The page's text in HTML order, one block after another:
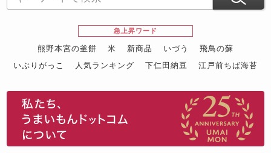
急上昇ワード
熊野本宮の釜餅 米 新商品 いづう
飛鳥の蘇
いぶりがっこ
人気ランキング 下仁田納豆
江戸前ちば海苔